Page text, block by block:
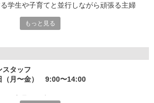
学生や子育てと並行しながら頑張る主婦
い！」という声が上がっています♪
シ ＞
もあるので、
ートさんや初アルバイトの学生さんも安心
もっと見る
スタッフ
（月〜金） 9:00〜14:00